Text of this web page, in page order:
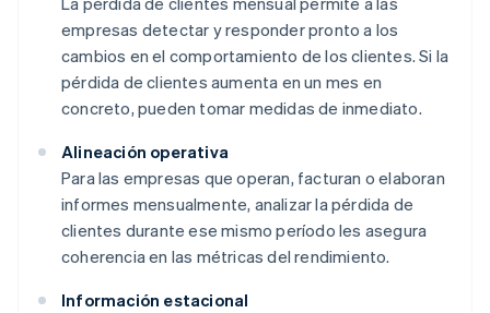
empresas detectar y responder pronto a los
cambios en el comportamiento de los clientes. Si la
pérdida de clientes aumenta en un mes en
concreto, pueden tomar medidas de inmediato.
Alineación operativa
Para las empresas que operan, facturan o elaboran
informes mensualmente, analizar la pérdida de
clientes durante ese mismo período les asegura
coherencia en las métricas del rendimiento.
Información estacional